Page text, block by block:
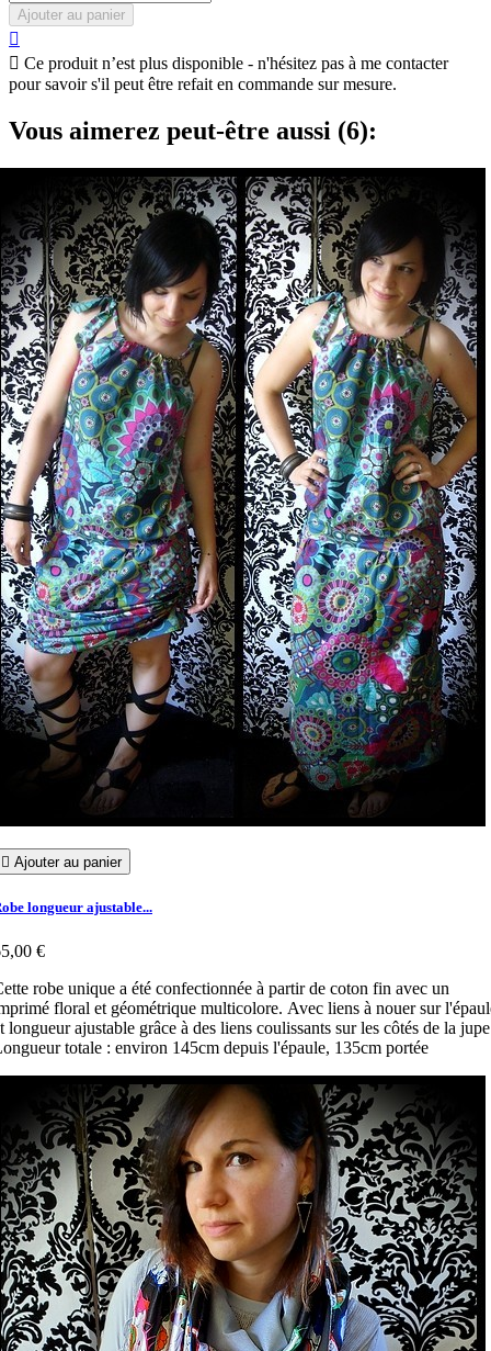
Ajouter au panier

 Ce produit n’est plus disponible - n'hésitez pas à me contacter
pour savoir s'il peut être refait en commande sur mesure.
Vous aimerez peut-être aussi (6):
 Ajouter au panier
longueur ajustable...
€
robe unique a été confectionnée à partir de coton fin avec un
floral et géométrique multicolore. Avec liens à nouer sur
longueur ajustable grâce à des liens coulissants sur les côtés de la
totale : environ 145cm depuis l'épaule, 135cm portée